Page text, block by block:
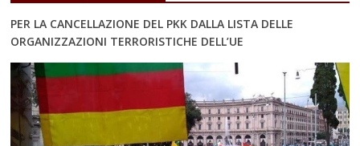
PER LA CANCELLAZIONE DEL PKK DALLA LISTA DELLE
ORGANIZZAZIONI TERRORISTICHE DELL’UE